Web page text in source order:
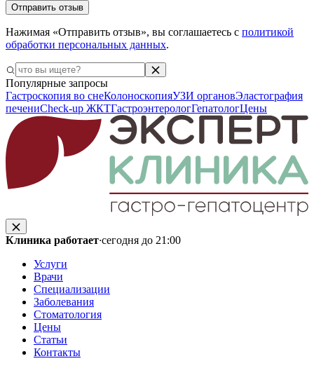
Отправить отзыв
Нажимая «Отправить отзыв», вы соглашаетесь с политикой
обработки персональных данных.
Популярные запросы
Гастроскопия во снеКолоноскопияУЗИ органовЭластография
печениCheck-up ЖКТГастроэнтерологГепатологЦены
Клиника работает·сегодня до 21:00
Услуги
Врачи
Специализации
Заболевания
Стоматология
Цены
Статьи
Контакты